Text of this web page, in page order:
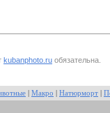
kubanphoto.ru обязательна.
Макро Натюрморт